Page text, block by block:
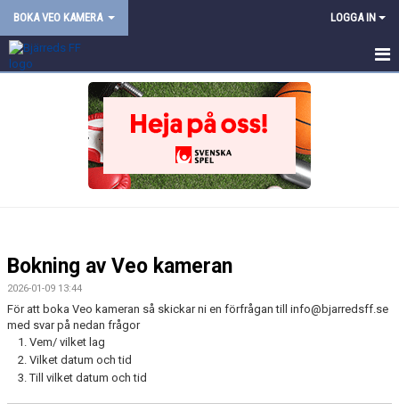
BOKA VEO KAMERA LOGGA IN
BILDGALLERI
DOKUMENT
KONTAKT
Bokning av Veo kameran
2026-01-09 13:44
För att boka Veo kameran så skickar ni en förfrågan till info@bjarredsff.se
med svar på nedan frågor
Vem/ vilket lag
Vilket datum och tid
Till vilket datum och tid